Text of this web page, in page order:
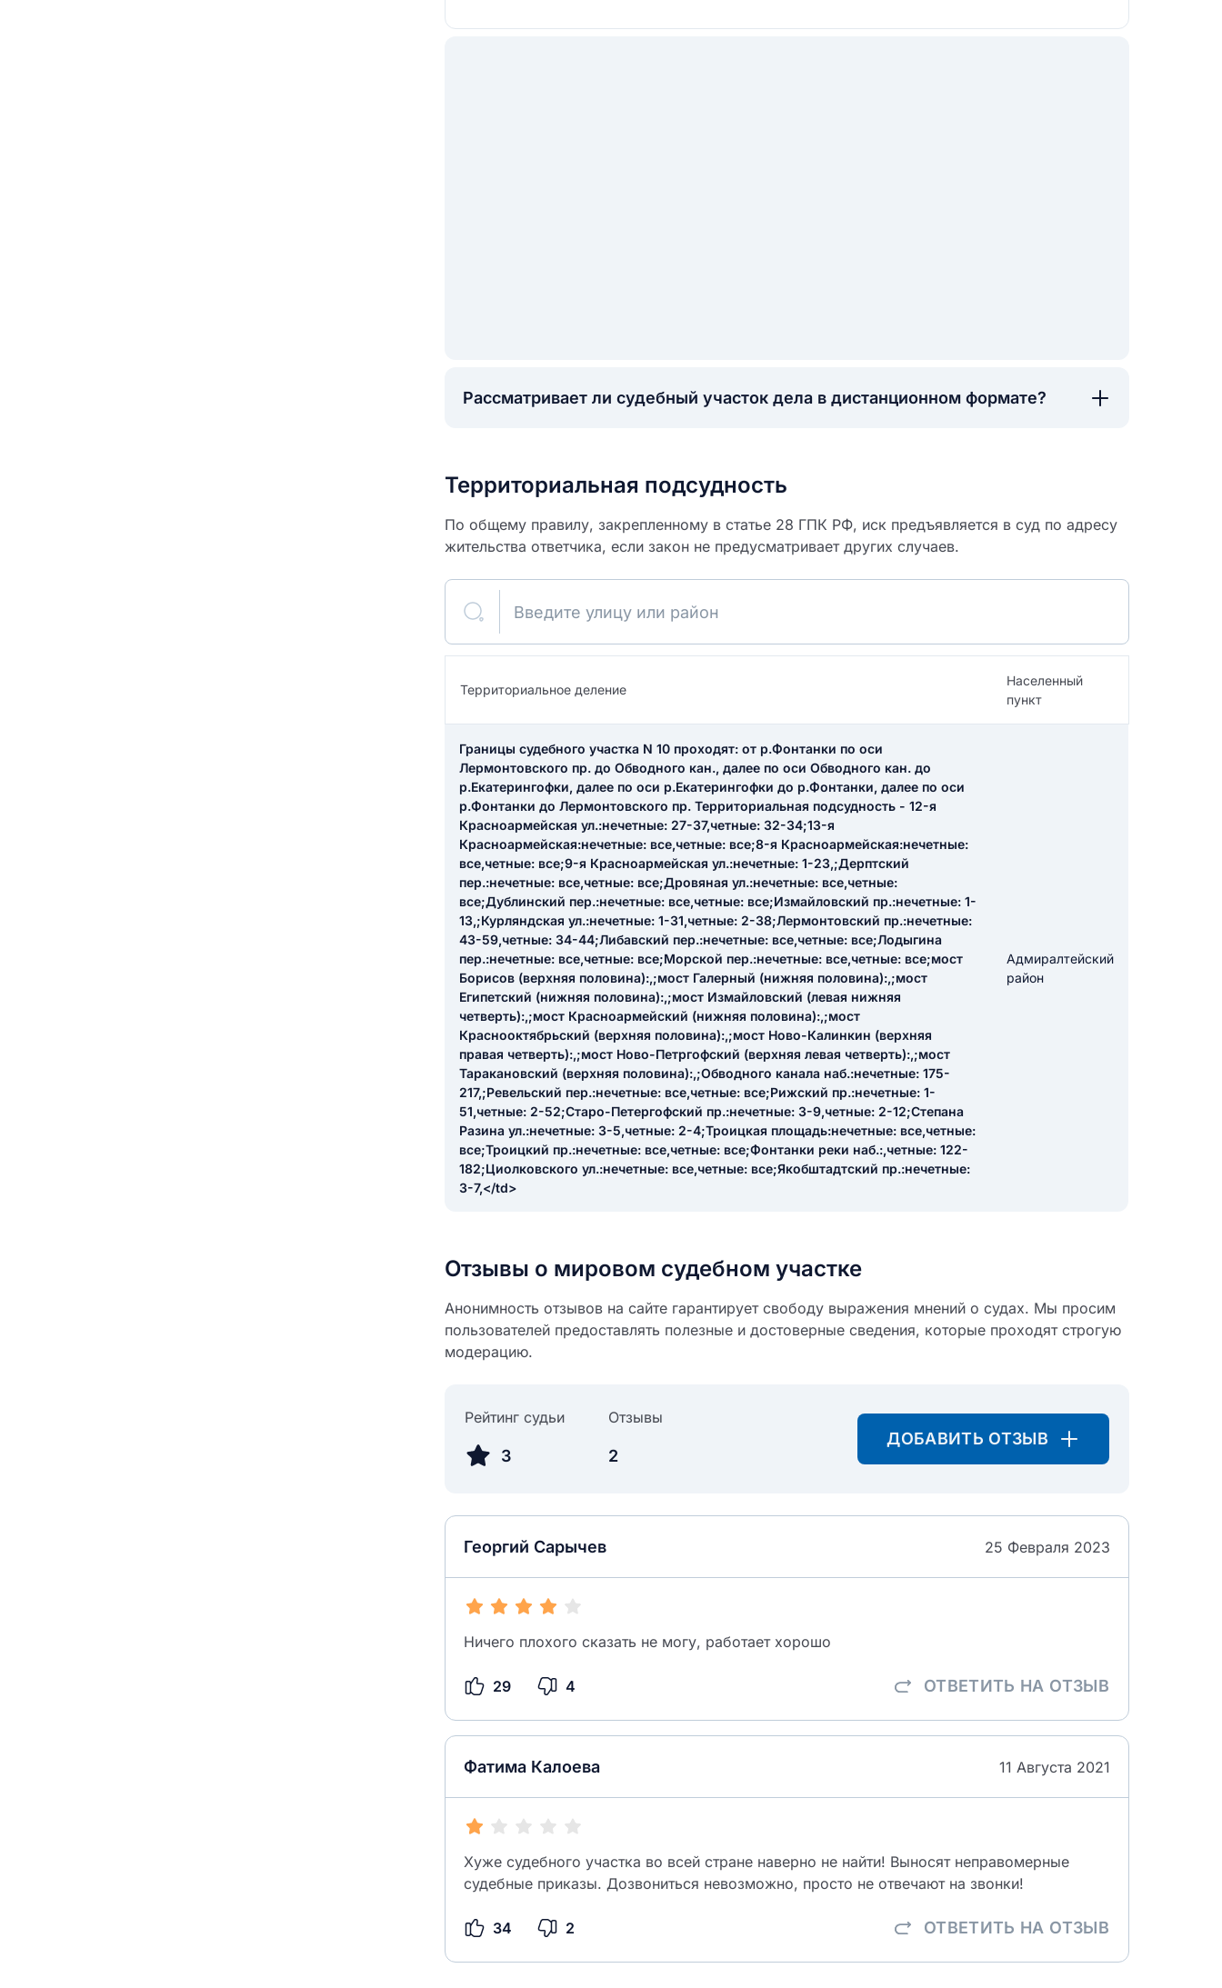
Рассматривает ли судебный участок дела в дистанционном формате?
Территориальная подсудность
По общему правилу, закрепленному в статье 28 ГПК РФ, иск предъявляется в суд по адресу
жительства ответчика, если закон не предусматривает других случаев.
Введите улицу или район
Территориальное деление
Населенный
пункт
Границы судебного участка N 10 проходят: от р.Фонтанки по оси
Лермонтовского пр. до Обводного кан., далее по оси Обводного кан. до
р.Екатерингофки, далее по оси р.Екатерингофки до р.Фонтанки, далее по оси
р.Фонтанки до Лермонтовского пр. Территориальная подсудность - 12-я
Красноармейская ул.:нечетные: 27-37,четные: 32-34;13-я
Красноармейская:нечетные: все,четные: все;8-я Красноармейская:нечетные:
все,четные: все;9-я Красноармейская ул.:нечетные: 1-23,;Дерптский
пер.:нечетные: все,четные: все;Дровяная ул.:нечетные: все,четные:
все;Дублинский пер.:нечетные: все,четные: все;Измайловский пр.:нечетные: 1-
13,;Курляндская ул.:нечетные: 1-31,четные: 2-38;Лермонтовский пр.:нечетные:
43-59,четные: 34-44;Либавский пер.:нечетные: все,четные: все;Лодыгина
пер.:нечетные: все,четные: все;Морской пер.:нечетные: все,четные: все;мост
Борисов (верхняя половина):,;мост Галерный (нижняя половина):,;мост
Египетский (нижняя половина):,;мост Измайловский (левая нижняя
четверть):,;мост Красноармейский (нижняя половина):,;мост
Краснооктябрьский (верхняя половина):,;мост Ново-Калинкин (верхняя
правая четверть):,;мост Ново-Петргофский (верхняя левая четверть):,;мост
Таракановский (верхняя половина):,;Обводного канала наб.:нечетные: 175-
217,;Ревельский пер.:нечетные: все,четные: все;Рижский пр.:нечетные: 1-
51,четные: 2-52;Старо-Петергофский пр.:нечетные: 3-9,четные: 2-12;Степана
Разина ул.:нечетные: 3-5,четные: 2-4;Троицкая площадь:нечетные: все,четные:
все;Троицкий пр.:нечетные: все,четные: все;Фонтанки реки наб.:,четные: 122-
182;Циолковского ул.:нечетные: все,четные: все;Якобштадтский пр.:нечетные:
3-7,</td>
Адмиралтейский
район
Отзывы о мировом судебном участке
Анонимность отзывов на сайте гарантирует свободу выражения мнений о судах. Мы просим
пользователей предоставлять полезные и достоверные сведения, которые проходят строгую
модерацию.
Рейтинг судьи
3
Отзывы
2
ДОБАВИТЬ ОТЗЫВ
Георгий Сарычев 25 Февраля 2023
Ничего плохого сказать не могу, работает хорошо
29 4 ОТВЕТИТЬ НА ОТЗЫВ
Фатима Калоева 11 Августа 2021
Хуже судебного участка во всей стране наверно не найти! Выносят неправомерные
судебные приказы. Дозвониться невозможно, просто не отвечают на звонки!
34 2 ОТВЕТИТЬ НА ОТЗЫВ
участок?
разрешить публикацию отзыва
ОСТАВИТЬ ОТЗЫВ
Введите свое имя
Введите свой номер телефона
Ответ на отзыв
разрешить публикацию отзыва
ОСТАВИТЬ ОТЗЫВ
Название населенного пункта
НАЙТИ МЕНЯ
СОХРАНИТЬ